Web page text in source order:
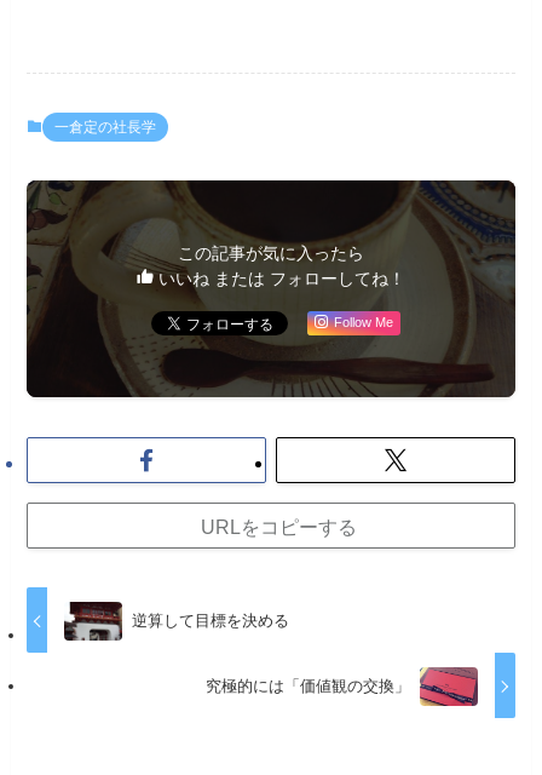
一倉定の社長学
この記事が気に入ったら
いいね または フォローしてね！
Follow Me
URLをコピーする
逆算して目標を決める
究極的には「価値観の交換」